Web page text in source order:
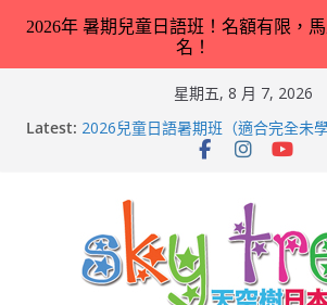
星期五, 8 月 7, 2026
Latest: 第21回（2026）香港小中高生日本
ト（日語朗誦比賽）再次獲得優異
2026兒童日語暑期班（適合完全未
天空樹日本語教室 – Tyler 教你動物
名稱 – 2026-Feb-19
天空樹日本語教室 – Markus 教你動
物名稱 – 2026-Feb-9
天空樹日本語教室 – Hailey 教你日
2026年 暑期兒童日語班！名額有限，
名！